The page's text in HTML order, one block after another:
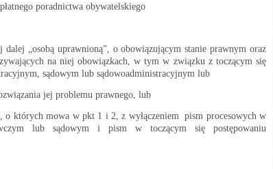
poradnictwa obywatelskiego
„osobą uprawnioną”, o obowiązującym stanie prawnym oraz
na niej obowiązkach, w tym w związku z toczącym się
sądowym lub sądowoadministracyjnym lub
jej problemu prawnego, lub
o których mowa w pkt 1 i 2, z wyłączeniem pism procesowych w
lub sądowym i pism w toczącym się postępowaniu